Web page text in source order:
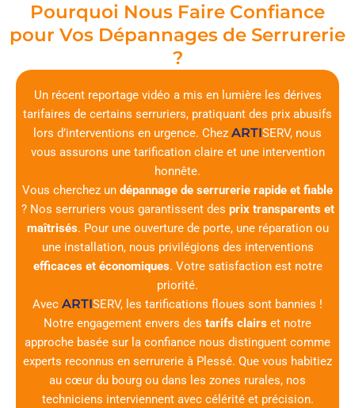
Pourquoi Nous Faire Confiance
pour Vos Dépannages de Serrurerie
?
Un récent reportage vidéo a mis en lumière les dérives
tarifaires de certains serruriers, pratiquant des prix abusifs
lors d’interventions en urgence. Chez ARTISERV, nous
vous assurons une tarification claire et une intervention
honnête.
Vous cherchez un dépannage de serrurerie rapide et fiable
? Nos serruriers vous garantissent des prix transparents et
maîtrisés. Pour une ouverture de porte, une réparation ou
une installation, nous privilégions des interventions
efficaces et économiques. Votre satisfaction est notre
priorité.
Avec ARTISERV, les tarifications floues sont bannies !
Notre engagement envers des tarifs clairs et notre
approche basée sur la confiance nous distinguent comme
experts reconnus en serrurerie à Plessé. Que vous habitiez
au cœur du bourg ou dans les zones rurales, nos
techniciens interviennent avec célérité et précision.